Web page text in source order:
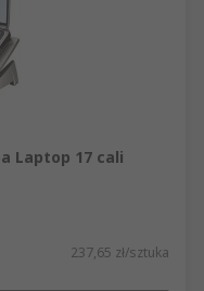
Laptop 17 cali
237,65 zł/sztuka